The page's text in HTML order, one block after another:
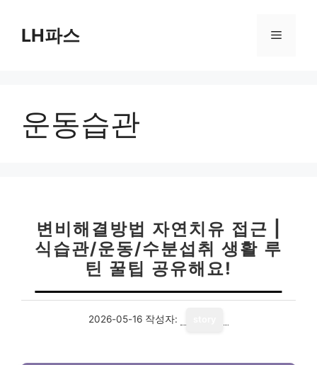
LH파스 메
운동습관
변비해결방법 자연치유 접근 |
식습관/운동/수분섭취 생활 루
틴 꿀팁 공유해요!
2026-05-16 작성자: